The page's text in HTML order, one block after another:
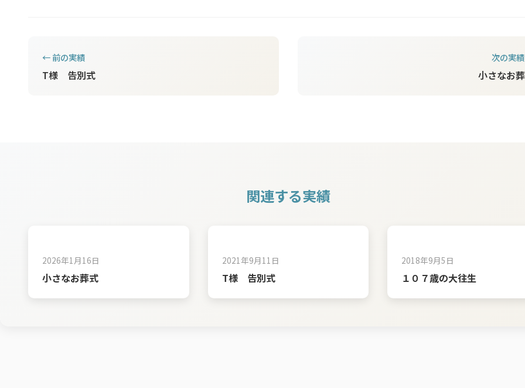
← 前の実績
T様 告別式
次の実
小さなお
関連する実績
2026年1月16日
小さなお葬式
2021年9月11日
T様 告別式
2018年9月5日
１０７歳の大往生